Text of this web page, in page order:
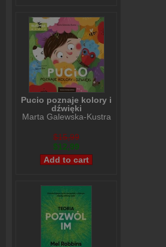
Pucio poznaje kolory i
dźwięki
Marta Galewska-Kustra
$15,99
$12,99